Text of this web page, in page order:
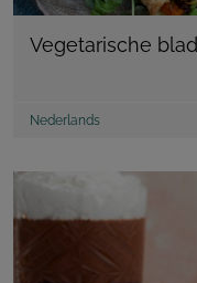
Vegetarische
Nederlands